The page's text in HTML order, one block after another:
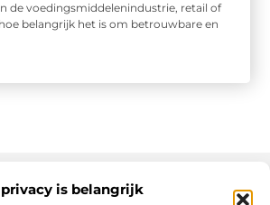
is belangrijk
de voedingsmiddelenindustrie, retail of
belangrijk het is om betrouwbare en